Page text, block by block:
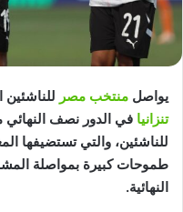
يواصل منتخب مصر للناشئين
تنزانيا في الدور نصف
للناشئين، والتي تستضيفها
طموحات كبيرة بمواصلة
النهائية.